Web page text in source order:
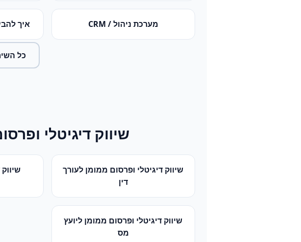
מערכת ניהול / CRM איך
כל
שיווק דיגיטלי
שיווק דיגיטלי ופרסום ממומן לעורך
דין
שיווק דיגיטלי ופרסום ממומן ליועץ
מס